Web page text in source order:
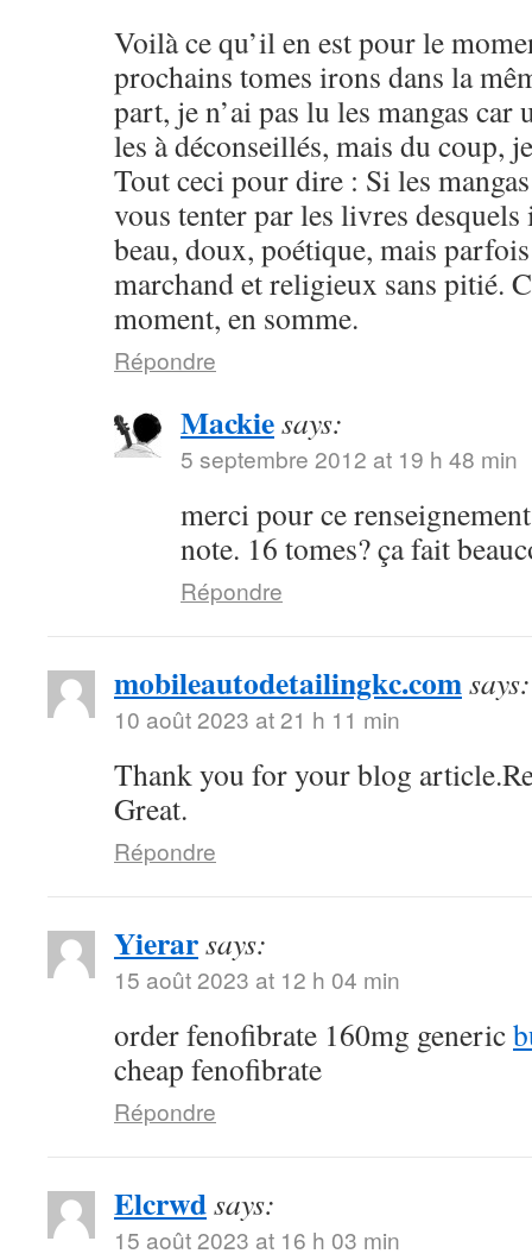
Voilà ce qu’il en est pour le
prochains tomes irons dans la
part, je n’ai pas lu les mangas car
les à déconseillés, mais du coup,
Tout ceci pour dire : Si les
vous tenter par les livres
beau, doux, poétique, mais
marchand et religieux sans pitié.
moment, en somme.
Répondre
Mackiesays:
5 septembre 2012 at 19 h 48 min
merci pour ce
note. 16 tomes? ça fait
Répondre
mobileautodetailingkc.comsays:
10 août 2023 at 21 h 11 min
Thank you for your blog
Great.
Répondre
Yierarsays:
15 août 2023 at 12 h 04 min
order fenofibrate 160mg generic
cheap fenofibrate
Répondre
Elcrwdsays:
15 août 2023 at 16 h 03 min